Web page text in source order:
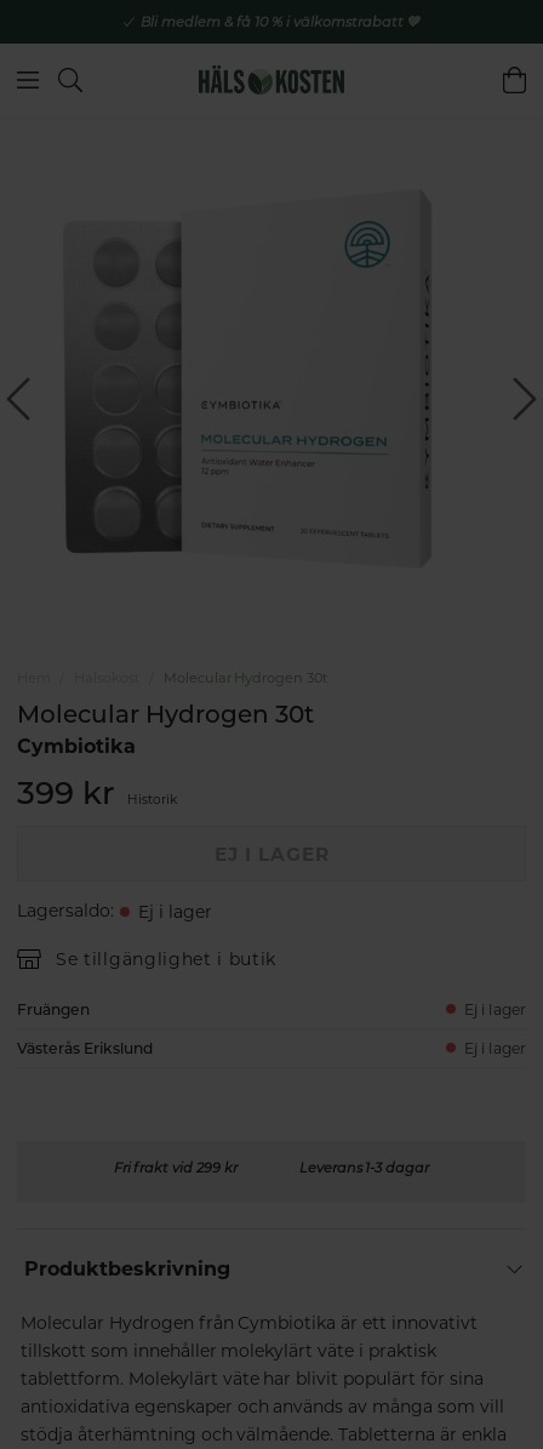
Bli medlem & få 10 % i välkomstrabatt 💚
Molecular Hydrogen 30t
Molecular Hydrogen 30t
Cymbiotika
399 kr Historik
Lagersaldo: Ej i lager
Se tillgänglighet i butik
Fruängen Ej i lager
Västerås Erikslund Ej i lager
Fri frakt vid 299 kr Leverans 1-3 dagar
Produktbeskrivning
Molecular Hydrogen från Cymbiotika är ett innovativt
tillskott som innehåller molekylärt väte i praktisk
tablettform. Molekylärt väte har blivit populärt för sina
antioxidativa egenskaper och används av många som vill
stödja återhämtning och välmående. Tabletterna är enkla